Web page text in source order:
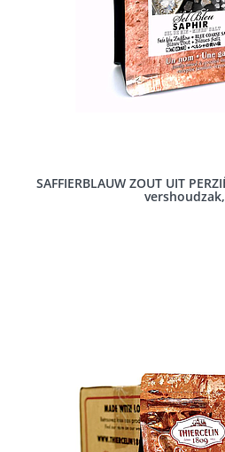
SAFFIERBLAUW ZOUT UIT